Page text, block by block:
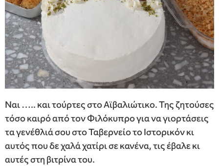
Ναι ….. και τούρτες στο Αϊβαλιώτικο. Της ζητούσες
τόσο καιρό από τον Φιλόκυπρο για να γιορτάσεις
τα γενέθλιά σου στο Ταβερνείο το Ιστορικόν κι
αυτός που δε χαλά χατίρι σε κανένα, τις έβαλε κι
αυτές στη βιτρίνα του.